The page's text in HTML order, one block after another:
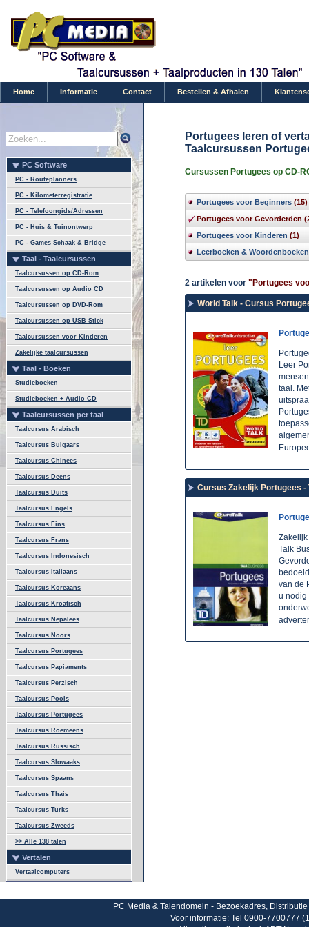
Home Informatie Contact Bestellen & Afhalen
PC Software
PC - Routeplanners
PC - Kilometerregistratie
PC - Telefoongids/Adressen
PC - Huis & Tuinontwerp
PC - Games Schaak & Bridge
Taal - Taalcursussen
Taalcursussen op CD-Rom
Taalcursussen op Audio CD
Taalcursussen op DVD-Rom
Taalcursussen op USB Stick
Taalcursussen voor Kinderen
Zakelijke taalcursussen
Taal - Boeken
Studieboeken
Studieboeken + Audio CD
Taalcursussen per taal
Taalcursus Arabisch
Taalcursus Bulgaars
Taalcursus Chinees
Taalcursus Deens
Taalcursus Duits
Taalcursus Engels
Taalcursus Fins
Taalcursus Frans
Taalcursus Indonesisch
Taalcursus Italiaans
Taalcursus Koreaans
Taalcursus Kroatisch
Taalcursus Nepalees
Taalcursus Noors
Taalcursus Portugees
Taalcursus Papiaments
Taalcursus Perzisch
Taalcursus Pools
Taalcursus Portugees
Taalcursus Roemeens
Taalcursus Russisch
Taalcursus Slowaaks
Taalcursus Spaans
Taalcursus Thais
Taalcursus Turks
Taalcursus Zweeds
>> Alle 138 talen
Vertalen
Vertaalcomputers
Portugees leren of
Taalcursussen
Cursussen Portugees op CD-
Portugees voor Beginners (15)
Portugees voor Gevorderden
Portugees voor Kinderen (1)
Leerboeken & Woordenboeken
2 artikelen voor "Portugees
World Talk - Cursus
Leer
taal.
Cursus Zakelijk Portugees
Talk
van de
u nodig
PC Media & Talendomein - Bezoekadres,
Voor informatie: Tel 0900-7700777